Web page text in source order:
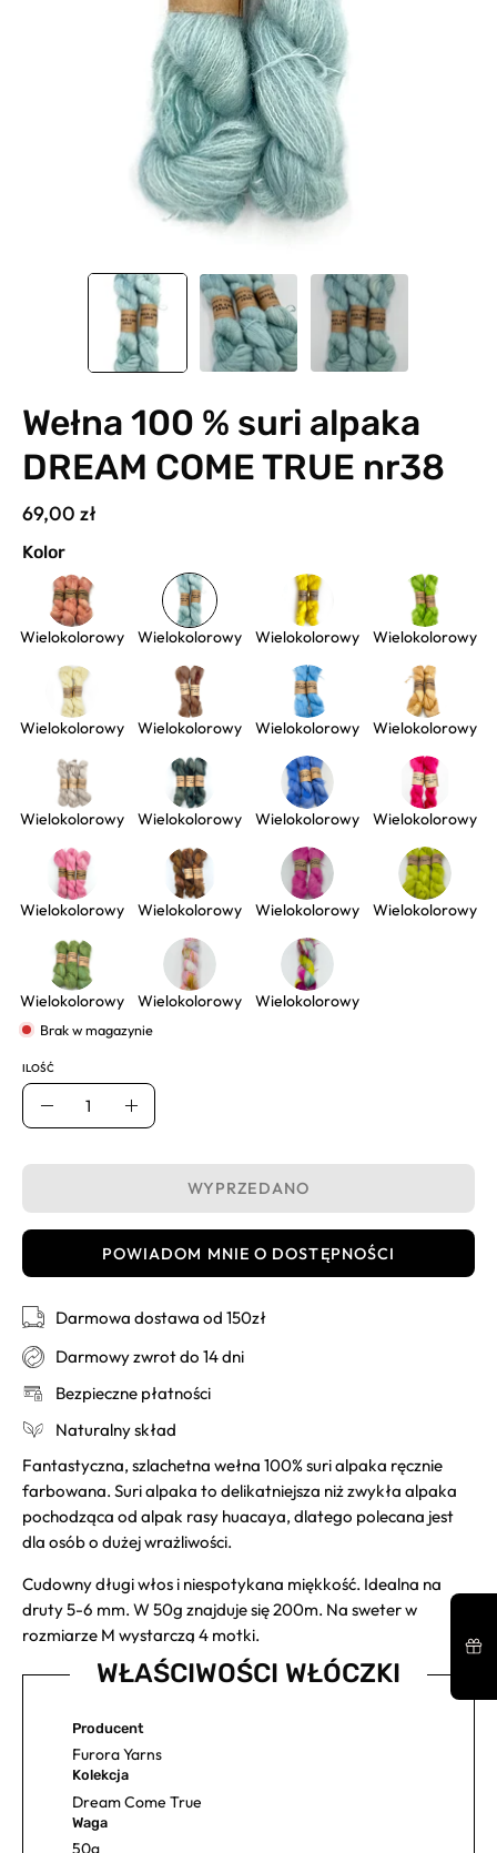
Wełna 100 % suri alpaka
DREAM COME TRUE nr38
69,00 zł
Kolor
Wielokolorowy Wielokolorowy Wielokolorowy Wielokolorowy
Wielokolorowy Wielokolorowy Wielokolorowy Wielokolorowy
Wielokolorowy Wielokolorowy Wielokolorowy Wielokolorowy
Wielokolorowy Wielokolorowy Wielokolorowy Wielokolorowy
Wielokolorowy Wielokolorowy Wielokolorowy
Brak w magazynie
ILOŚĆ
Ilość
Dodaj
WYPRZEDANO
POWIADOM MNIE O DOSTĘPNOŚCI
Darmowa dostawa od 150zł
Darmowy zwrot do 14 dni
Bezpieczne płatności
Naturalny skład
Fantastyczna, szlachetna wełna 100% suri alpaka ręcznie
farbowana. Suri alpaka to delikatniejsza niż zwykła alpaka
pochodząca od alpak rasy huacaya, dlatego polecana jest
dla osób o dużej wrażliwości.
Cudowny długi włos i niespotykana miękkość. Idealna na
druty 5-6 mm. W 50g znajduje się 200m. Na sweter w
rozmiarze M wystarczą 4 motki.
WŁAŚCIWOŚCI WŁÓCZKI
Producent
Furora Yarns
Kolekcja
Dream Come True
Waga
50g